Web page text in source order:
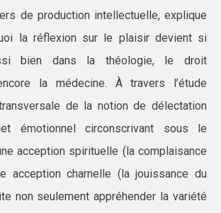
de production intellectuelle, explique
la réflexion sur le plaisir devient si
bien dans la théologie, le droit
la médecine. À travers l’étude
de la notion de délectation
émotionnel circonscrivant sous le
acception spirituelle (la complaisance
acception charnelle (la jouissance du
non seulement appréhender la variété